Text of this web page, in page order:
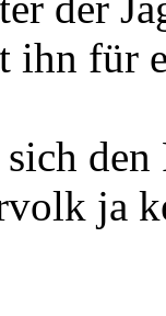
ihn für
ja